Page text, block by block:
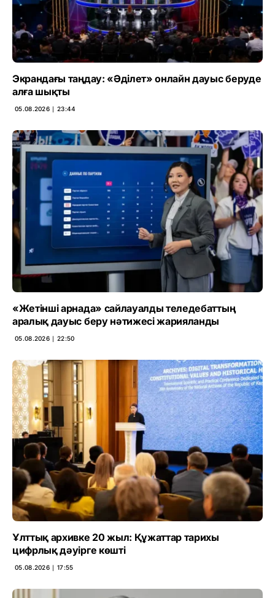
Экрандағы таңдау: «Әділет» онлайн дауыс беруде
алға шықты
05.08.2026 ∣ 23:44
«Жетінші арнада» сайлауалды теледебаттың
аралық дауыс беру нәтижесі жарияланды
05.08.2026 ∣ 22:50
Ұлттық архивке 20 жыл: Құжаттар тарихы
цифрлық дәуірге көшті
05.08.2026 ∣ 17:55